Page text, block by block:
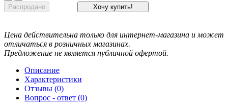
Распродано Хочу купить!
Цена действительна только для интернет-магазина и может
отличаться в розничных магазинах.
Предложение не является публичной офертой.
Описание
Характеристики
Отзывы (0)
Вопрос - ответ (0)